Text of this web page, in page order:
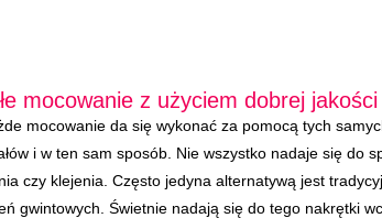
mocowanie z użyciem dobrej
mocowanie da się wykonać za pomocą tych
i w ten sam sposób. Nie wszystko nadaje się do
czy klejenia. Często jedyna alternatywą jest
gwintowych. Świetnie nadają się do tego nakrętki